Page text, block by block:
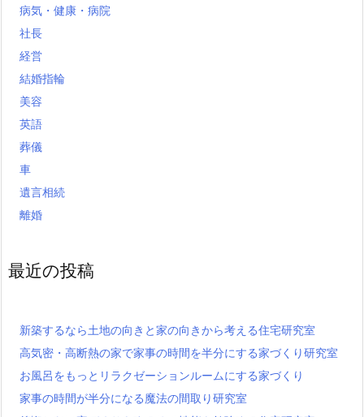
病気・健康・病院
社長
経営
結婚指輪
美容
英語
葬儀
車
遺言相続
離婚
最近の投稿
新築するなら土地の向きと家の向きから考える住宅研究室
高気密・高断熱の家で家事の時間を半分にする家づくり研究室
お風呂をもっとリラクゼーションルームにする家づくり
家事の時間が半分になる魔法の間取り研究室